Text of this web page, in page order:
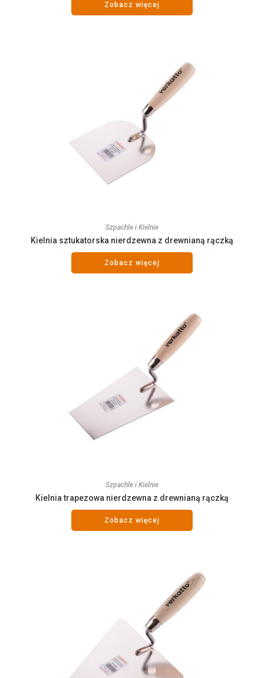
Zobacz więcej
Szpachle i Kielnie
Kielnia sztukatorska nierdzewna z drewnianą rączką
Zobacz więcej
Szpachle i Kielnie
Kielnia trapezowa nierdzewna z drewnianą rączką
Zobacz więcej